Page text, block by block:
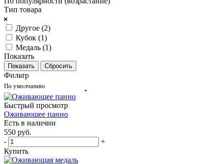
Тип товара
Другое (2)
Кубок (1)
Медаль (1)
Показать
Сбросить
Фильтр
По умолчанию
Быстрый просмотр
Оживающее панно
Есть в наличии
550 руб.
-
+
Купить